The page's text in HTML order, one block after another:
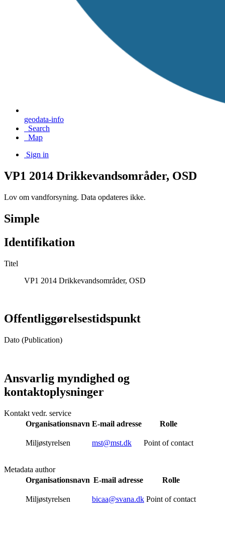
geodata-info
Search
Map
Sign in
VP1 2014 Drikkevandsområder, OSD
Lov om vandforsyning. Data opdateres ikke.
Simple
Identifikation
Titel
VP1 2014 Drikkevandsområder, OSD
Offentliggørelsestidspunkt
Dato (Publication)
Ansvarlig myndighed og
kontaktoplysninger
Kontakt vedr. service
Organisationsnavn E-mail adresse Rolle
Miljøstyrelsen mst@mst.dk Point of contact
Metadata author
Organisationsnavn E-mail adresse Rolle
Miljøstyrelsen bicaa@svana.dk Point of contact